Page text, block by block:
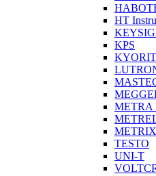
HT
KPS
METRA
METRIX
TESTO
UNI-T